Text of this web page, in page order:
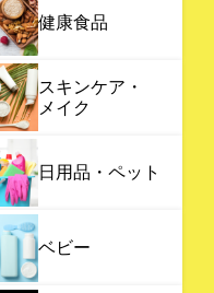
健康食品
スキンケア・
メイク
日用品・ペット
ベビー